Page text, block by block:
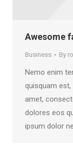
Awesome
Business By
Nemo enim
quisquam
amet,
dolores eos
ipsum dolor